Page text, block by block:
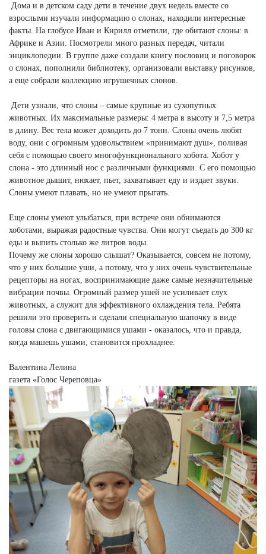
Дома и в детском саду дети в течение двух недель вместе со
взрослыми изучали информацию о слонах, находили интересные
факты. На глобусе Иван и Кирилл отметили, где обитают слоны: в
Африке и Азии. Посмотрели много разных передач, читали
энциклопедии. В группе даже создали книгу пословиц и поговорок
о слонах, пополнили библиотеку, организовали выставку рисунков,
а еще собрали коллекцию игрушечных слонов.
Дети узнали, что слоны – самые крупные из сухопутных
животных. Их максимальные размеры: 4 метра в высоту и 7,5 метра
в длину. Вес тела может доходить до 7 тонн. Слоны очень любят
воду, они с огромным удовольствием «принимают душ», поливая
себя с помощью своего многофункционального хобота. Хобот у
слона - это длинный нос с различными функциями. С его помощью
животное дышит, нюхает, пьет, захватывает еду и издает звуки.
Слоны умеют плавать, но не умеют прыгать.
Еще слоны умеют улыбаться, при встрече они обнимаются
хоботами, выражая радостные чувства. Они могут съедать до 300 кг
еды и выпить столько же литров воды.
Почему же слоны хорошо слышат? Оказывается, совсем не потому,
что у них большие уши, а потому, что у них очень чувствительные
рецепторы на ногах, воспринимающие даже самые незначительные
вибрации почвы. Огромный размер ушей не усиливает слух
животных, а служит для эффективного охлаждения тела. Ребята
решили это проверить и сделали специальную шапочку в виде
головы слона с двигающимися ушами - оказалось, что и правда,
когда машешь ушами, становится прохладнее.
Валентина Лелина
газета «Голос Череповца»